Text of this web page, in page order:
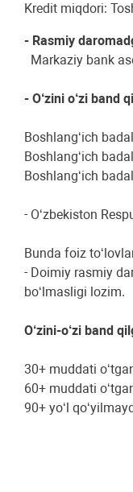
Kredit miqdori:
- Rasmiy
Markaziy bank
- O‘zini o‘zi band
Boshlang‘ich
Boshlang‘ich
Boshlang‘ich
- O‘zbekiston
Bunda foiz
- Doimiy rasmiy
bo‘lmasligi lozim.
O‘zini-o‘zi band
30+ muddati
60+ muddati
90+ yo‘l